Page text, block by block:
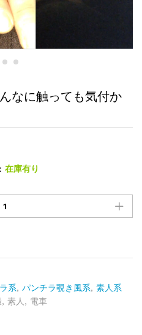
なに触っても気付か
在庫有り
系, パンチラ覗き風系, 素人系
, 素人, 電車